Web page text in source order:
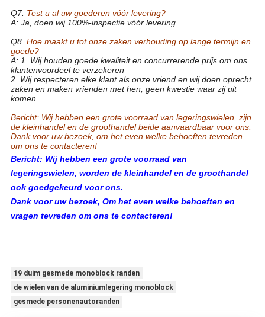
Q7. Test u al uw goederen vóór levering?
A: Ja, doen wij 100%-inspectie vóór levering
Q8. Hoe maakt u tot onze zaken verhouding op lange termijn en
goede?
A: 1. Wij houden goede kwaliteit en concurrerende prijs om ons
klantenvoordeel te verzekeren
2. Wij respecteren elke klant als onze vriend en wij doen oprecht
zaken en maken vrienden met hen, geen kwestie waar zij uit
komen.
Bericht: Wij hebben een grote voorraad van legeringswielen, zijn
de kleinhandel en de groothandel beide aanvaardbaar voor ons.
Dank voor uw bezoek, om het even welke behoeften tevreden
om ons te contacteren!
Bericht: Wij hebben een grote voorraad van
legeringswielen, worden de kleinhandel en de groothandel
ook goedgekeurd voor ons.
Dank voor uw bezoek, Om het even welke behoeften en
vragen tevreden om ons te contacteren!
19 duim gesmede monoblock randen
de wielen van de aluminiumlegering monoblock
gesmede personenautoranden